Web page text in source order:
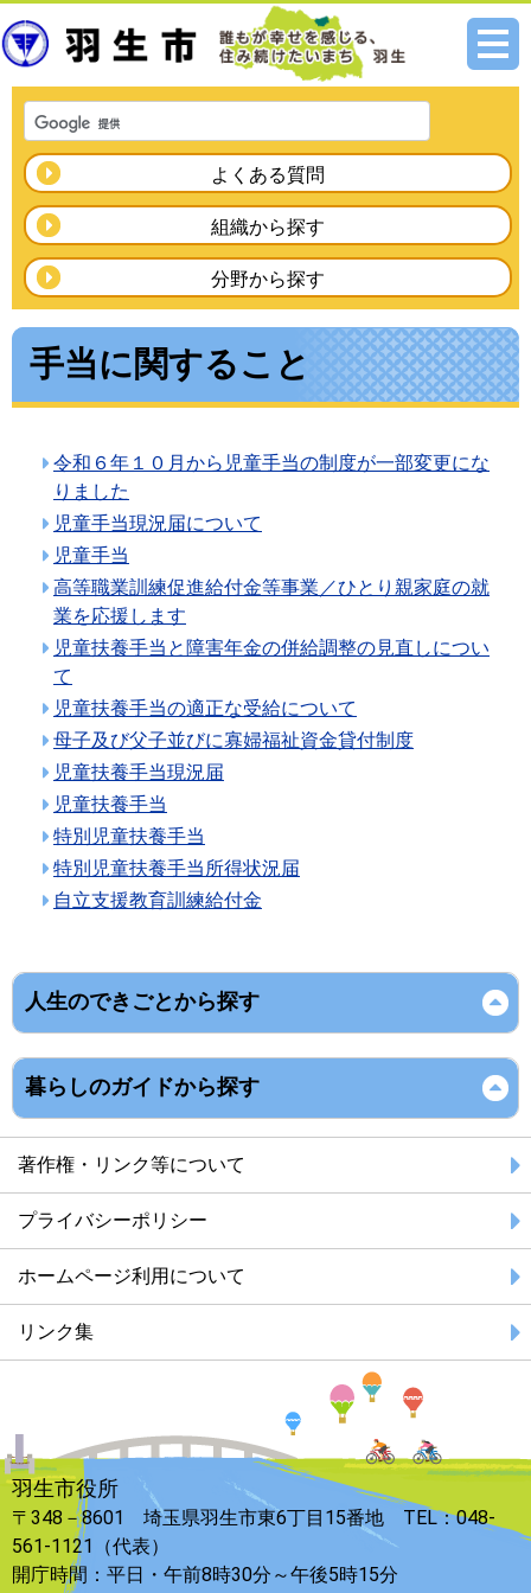
メニ
よくある質問
組織から探す
分野から探す
手当に関すること
令和６年１０月から児童手当の制度が一部変更にな
りました
児童手当現況届について
児童手当
高等職業訓練促進給付金等事業／ひとり親家庭の就
業を応援します
児童扶養手当と障害年金の併給調整の見直しについ
て
児童扶養手当の適正な受給について
母子及び父子並びに寡婦福祉資金貸付制度
児童扶養手当現況届
児童扶養手当
特別児童扶養手当
特別児童扶養手当所得状況届
自立支援教育訓練給付金
人生のできごとから探す
暮らしのガイドから探す
著作権・リンク等について
プライバシーポリシー
ホームページ利用について
リンク集
羽生市役所
〒348－8601 埼玉県羽生市東6丁目15番地 TEL：048-
561-1121（代表）
開庁時間：平日・午前8時30分～午後5時15分